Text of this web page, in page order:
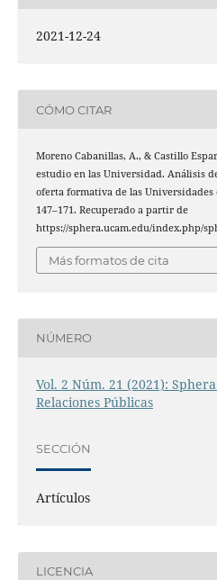
2021-12-24
CÓMO CITAR
Moreno Cabanillas, A., & Castillo
estudio en las Universidad. Análisis
oferta formativa de las Universidades
147–171. Recuperado a partir de
https://sphera.ucam.edu/index.php/
Más formatos de cita
NÚMERO
Vol. 2 Núm. 21 (2021):
Relaciones Públicas
SECCIÓN
Artículos
LICENCIA